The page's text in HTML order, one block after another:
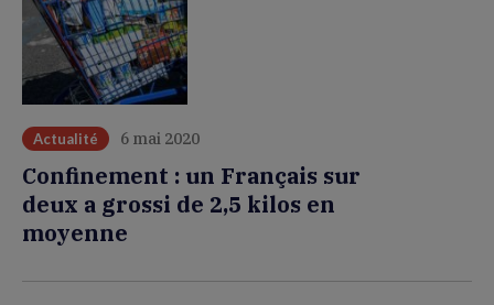
Actualité 6 mai 2020
Confinement : un Français sur
deux a grossi de 2,5 kilos en
moyenne